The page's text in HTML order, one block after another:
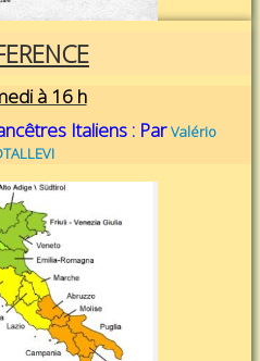
à 16 h
Italiens : ParValério